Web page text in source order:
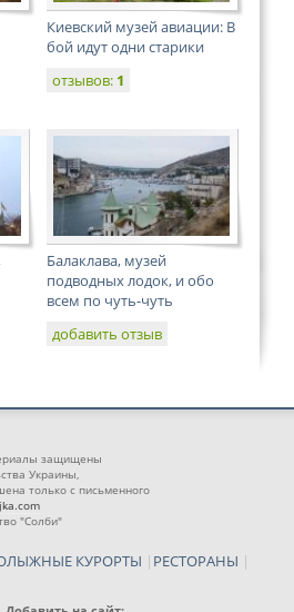
Киевский музей авиации: В
бой идут одни старики
отзывов: 1
Балаклава, музей
подводных лодок, и обо
всем по чуть-чуть
добавить отзыв
защищены
Украины,
только с письменного
"Солби"
КУРОРТЫ | РЕСТОРАНЫ |